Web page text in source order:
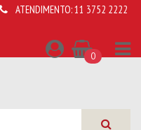
ATENDIMENTO:11 3752 2222
0